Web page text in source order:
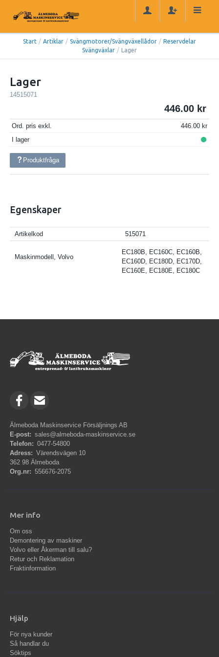
Start / Artiklar / Svängmotorer/Svängväxellådor / Reservdelar
Svängväxlar / Lager
Lager
14515071
446.00
Ord. pris exkl.
446.00
I lager
Produktfråga
Egenskaper
Artikelkod 515071
Maskinmodell, Volvo
EC180B, EC160C, EC160B,
EC160D, EC180D, EC170D,
EC160E, EC180E, EC180C
Älmeboda Maskinservice Försäljnings AB
E-post: sales@almeboda-maskinservice.se
Telefon: 0477-54800
Adress: Värendsvägen 10
362 98 Älmeboda
Org.nr: 556676-2075
Mer info
Om oss
Demontering av maskiner
Volvo eller Åkerman till salu?
Retur och Reklamation
Fraktinformation
Hjälp
För nya kunder
Så handlar du
Söktips